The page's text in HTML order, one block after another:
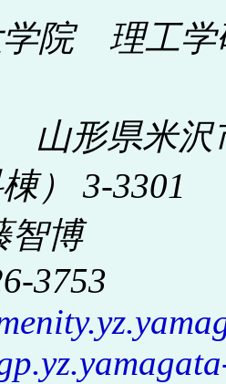
学院 理工学
山形県米沢
） 3-3301
智博
3753